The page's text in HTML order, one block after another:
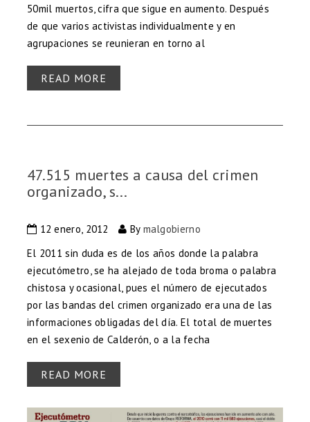
50mil muertos, cifra que sigue en aumento. Después
de que varios activistas individualmente y en
agrupaciones se reunieran en torno al
READ MORE
47.515 muertes a causa del crimen
organizado, s...
12 enero, 2012 By malgobierno
El 2011 sin duda es de los años donde la palabra
ejecutómetro, se ha alejado de toda broma o palabra
chistosa y ocasional, pues el número de ejecutados
por las bandas del crimen organizado era una de las
informaciones obligadas del día. El total de muertes
en el sexenio de Calderón, o a la fecha
READ MORE